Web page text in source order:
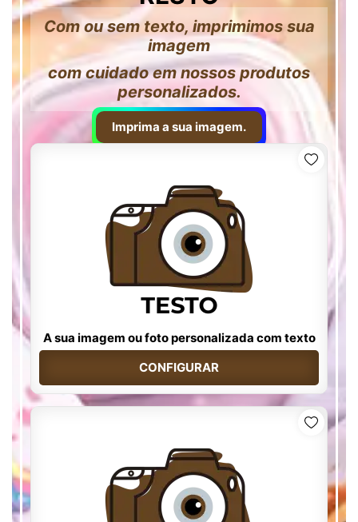
Com ou sem texto, imprimimos sua
imagem
com cuidado em nossos produtos
personalizados.
Imprima a sua imagem.
A sua imagem ou foto personalizada com texto
CONFIGURAR